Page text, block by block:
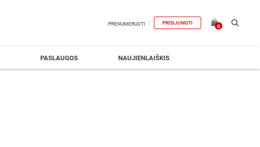
PRENUMERUOTI PRISIJUNGTI
0
PASLAUGOS NAUJIENLAIŠKIS